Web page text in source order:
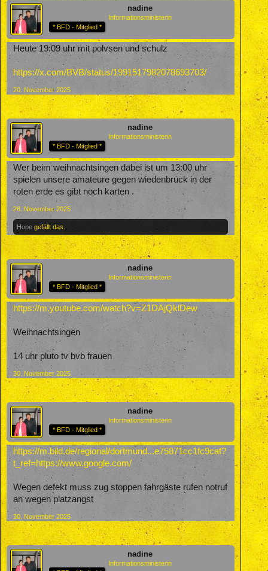
nadine
Informationsministerin
* BFD - Mitglied *
Heute 19:09 uhr mit polvsen und schulz
https://x.com/BVB/status/1991517982078693703/
20. November 2025
nadine
Informationsministerin
* BFD - Mitglied *
Wer beim weihnachtsingen dabei ist um 13:00 uhr
spielen unsere amateure gegen wiedenbrück in der
roten erde es gibt noch karten .
28. November 2025
Hope gefällt das.
nadine
Informationsministerin
* BFD - Mitglied *
https://m.youtube.com/watch?v=Z1DAjQklDew
Weihnachtsingen
14 uhr pluto tv bvb frauen
30. November 2025
nadine
Informationsministerin
* BFD - Mitglied *
https://m.bild.de/regional/dortmund...e75871cc1fc9caf?
t_ref=https://www.google.com/
Wegen defekt muss zug stoppen fahrgäste rufen notruf
an wegen platzangst
30. November 2025
nadine
Informationsministerin